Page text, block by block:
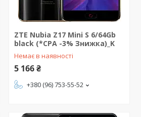
ZTE Nubia Z17 Mini S 6/64Gb
black (*CPA -3% Знижка)_K
Немає в наявності
5 166 ₴
+380 (96) 753-55-52